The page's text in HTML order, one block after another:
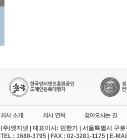
(주)엣지넷 | 대표이사: 민한기 | 서울특별시 구
TEL : 1688-3795 | FAX : 02-3281-1175 | E-